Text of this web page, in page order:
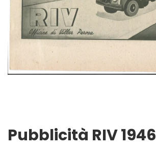
Pubblicità RIV 1946